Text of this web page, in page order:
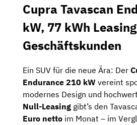
Cupra Tavascan
kW, 77 kWh
Geschäftskunden
Ein SUV für die neue Ära: Der
Endurance 210 kW vereint
modernes Design und
Null-Leasing gibt’s den
Euro netto im Monat – im